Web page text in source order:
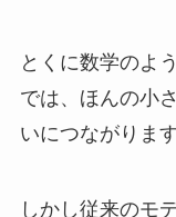
とくに数学のよ
では、ほんの小
いにつながります
しかし従来のモ